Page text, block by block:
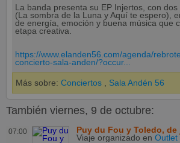
La banda presenta su EP Injertos, con
(La sombra de la Luna y Aquí te espero),
de energía, emoción y buena música que
etapa creativa.
https://www.elanden56.com/agenda/
concierto-sala-anden/?occur...
Más sobre: Conciertos Sala Andén 56
También viernes, 9 de octubre:
07:00
Puy du Fou y Toledo,
Viaje organizado en Outlet